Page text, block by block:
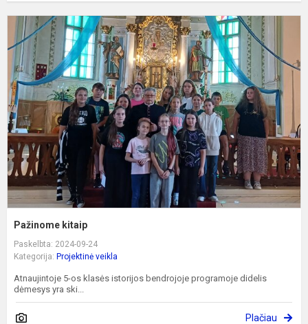
Pažinome kitaip
Paskelbta: 2024-09-24
Kategorija: Projektinė veikla
Atnaujintoje 5-os klasės istorijos bendrojoje programoje didelis
dėmesys yra ski...
Plačiau